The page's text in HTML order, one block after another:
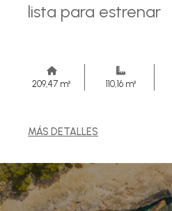
lista para estrenar
209,47 m² 110,16 m²
MÁS DETALLES